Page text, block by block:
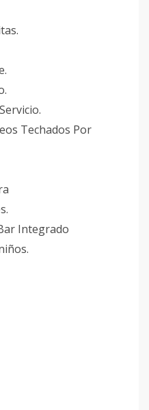
Por
Integrado